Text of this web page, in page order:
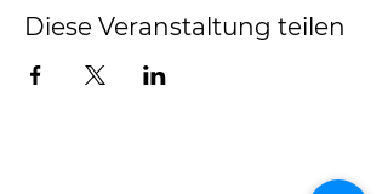
Diese Veranstaltung teilen